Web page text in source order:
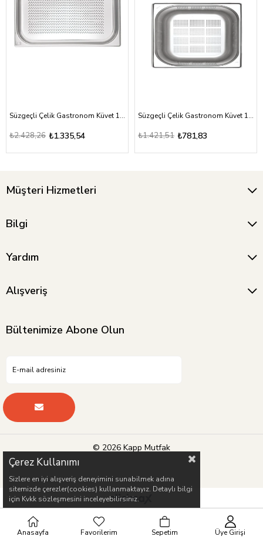
Süzgeçli Çelik Gastronom Küvet 1/1-40
₺1.335,54
₺2.428,26
Süzgeçli Çelik Gastronom Küvet 1/2-20
₺781,83
₺1.421,51
Müşteri Hizmetleri
Bilgi
Yardım
Alışveriş
Bültenimize Abone Olun
© 2026 Kapp Mutfak
Çerez Kullanımı
Sizlere en iyi alışveriş deneyimini sunabilmek adına
sitemizde çerezler(cookies) kullanmaktayız. Detaylı bilgi
için Kvkk sözleşmesini inceleyebilirsiniz.
Anasayfa Favorilerim Sepetim Üye Girişi